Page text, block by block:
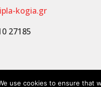
kogia.gr
27185
Kogia 2026 made by
use cookies to ensure that